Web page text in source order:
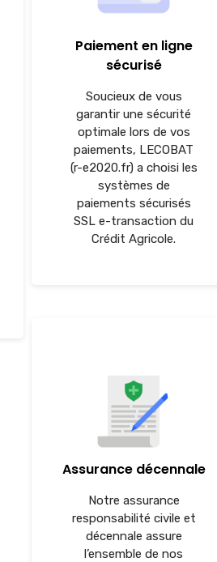
Paiement en ligne
sécurisé
Soucieux de vous
garantir une sécurité
optimale lors de vos
paiements, LECOBAT
(r-e2020.fr) a choisi les
systèmes de
paiements sécurisés
SSL e-transaction du
Crédit Agricole.
Assurance décennale
Notre assurance
responsabilité civile et
décennale assure
l’ensemble de nos